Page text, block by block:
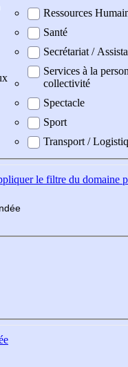
Ressources
Santé
Secrétariat /
Services à la
collectivité
Spectacle
Sport
Transport /
le filtre du domaine